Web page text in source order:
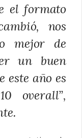
el formato
nos
mejor de
un buen
este año es
overall”,